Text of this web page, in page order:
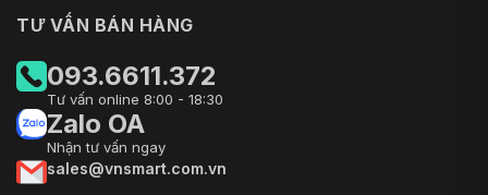
TƯ VẤN BÁN HÀNG
093.6611.372
Tư vấn online 8:00 - 18:30
Zalo OA
Nhận tư vấn ngay
sales@vnsmart.com.vn